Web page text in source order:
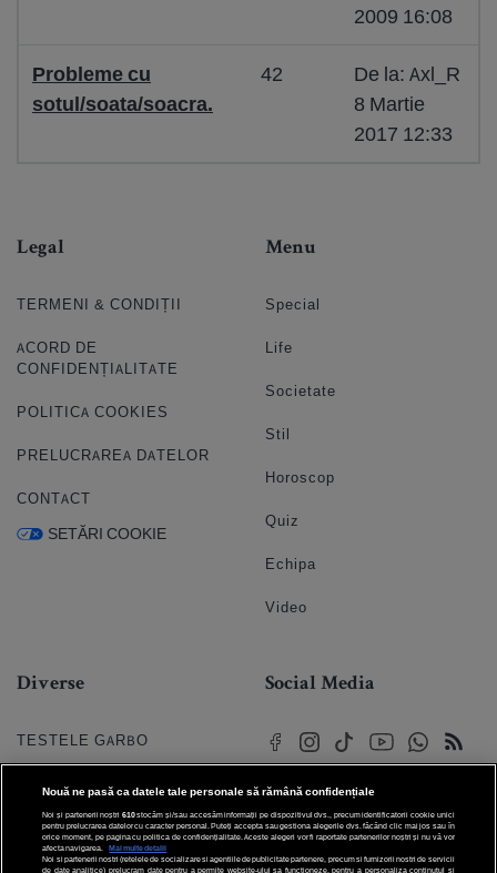
2009 16:08
Probleme cu
sotul/soata/soacra.
42
De la: Axl_R
8 Martie
2017 12:33
Legal
TERMENI & CONDIȚII
ACORD DE
CONFIDENȚIALITATE
POLITICA COOKIES
PRELUCRAREA DATELOR
CONTACT
SETĂRI COOKIE
Menu
Special
Life
Societate
Stil
Horoscop
Quiz
Echipa
Video
Diverse
TESTELE GARBO
HOROSCOP
HOROSCOPUL IUBIRII
Social Media
© 2026 Internet Corp SRL
Nouă ne pasă ca datele tale personale să rămână confidențiale
Noi și partenerii noștri 610stocăm și/sau accesăm informații pe dispozitivul dvs., precum identificatorii cookie unici
pentru prelucrarea datelor cu caracter personal. Puteți accepta sau gestiona alegerile dvs. făcând clic mai jos sau în
orice moment, pe pagina cu politica de confidențialitate. Aceste alegeri vor fi raportate partenerilor noștri și nu vă vor
afecta navigarea.
Mai multe detalii
Noi si partenerii nostri (retelele de socializare si agentiile de publicitate partenere, precum si furnizorii nostri de servicii
de date analitice) prelucram date pentru a permite website-ului sa functioneze, pentru a personaliza continutul si